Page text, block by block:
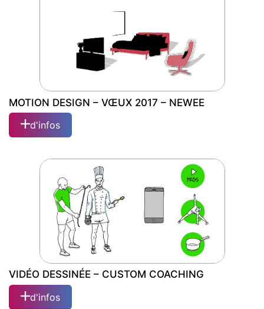
MOTION DESIGN – VŒUX 2017 –
NEWEE
MOTION DESIGN – VŒUX 2017 – NEWEE
d'infos
VIDÉO DESSINÉE – CUSTOM COACHING
d'infos